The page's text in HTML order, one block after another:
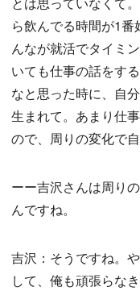
ら飲んでる時間が1
んなが就活でタイミ
いても仕事の話をす
なと思った時に、自
生まれて。あまり仕
ので、周りの変化で
ーー吉沢さんは周り
んですね。
吉沢：そうですね。
して、俺も頑張らな